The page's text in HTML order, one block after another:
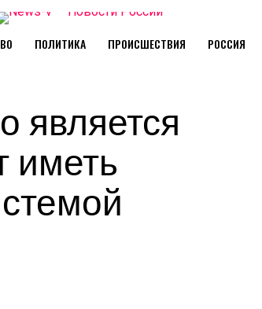
ПОЛИТИКА ПРОИСШЕСТВИЯ РОССИЯ
является
иметь